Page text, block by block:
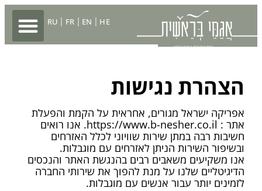
HE
EN
FR
RU
הצהרת נגישות
אפריקה ישראל מגורים, אחראית על הקמת והפעלת
אתר : https://www.b-nesher.co.il
. אנו רואים
חשיבות רבה במתן שירות שוויוני לכלל האזרחים
ובשיפור השירות הניתן לאזרחים עם מוגבלות.
אנו משקיעים משאבים רבים בהנגשת האתר והנכסים
הדיגיטליים שלנו על מנת להפוך את שירותי החברה
לזמינים יותר עבור אנשים עם מוגבלות.